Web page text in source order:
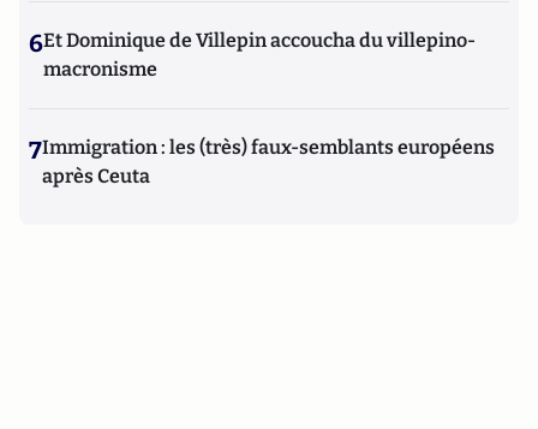
6Et Dominique de Villepin accoucha du villepino-
macronisme
7Immigration : les (très) faux-semblants européens
après Ceuta